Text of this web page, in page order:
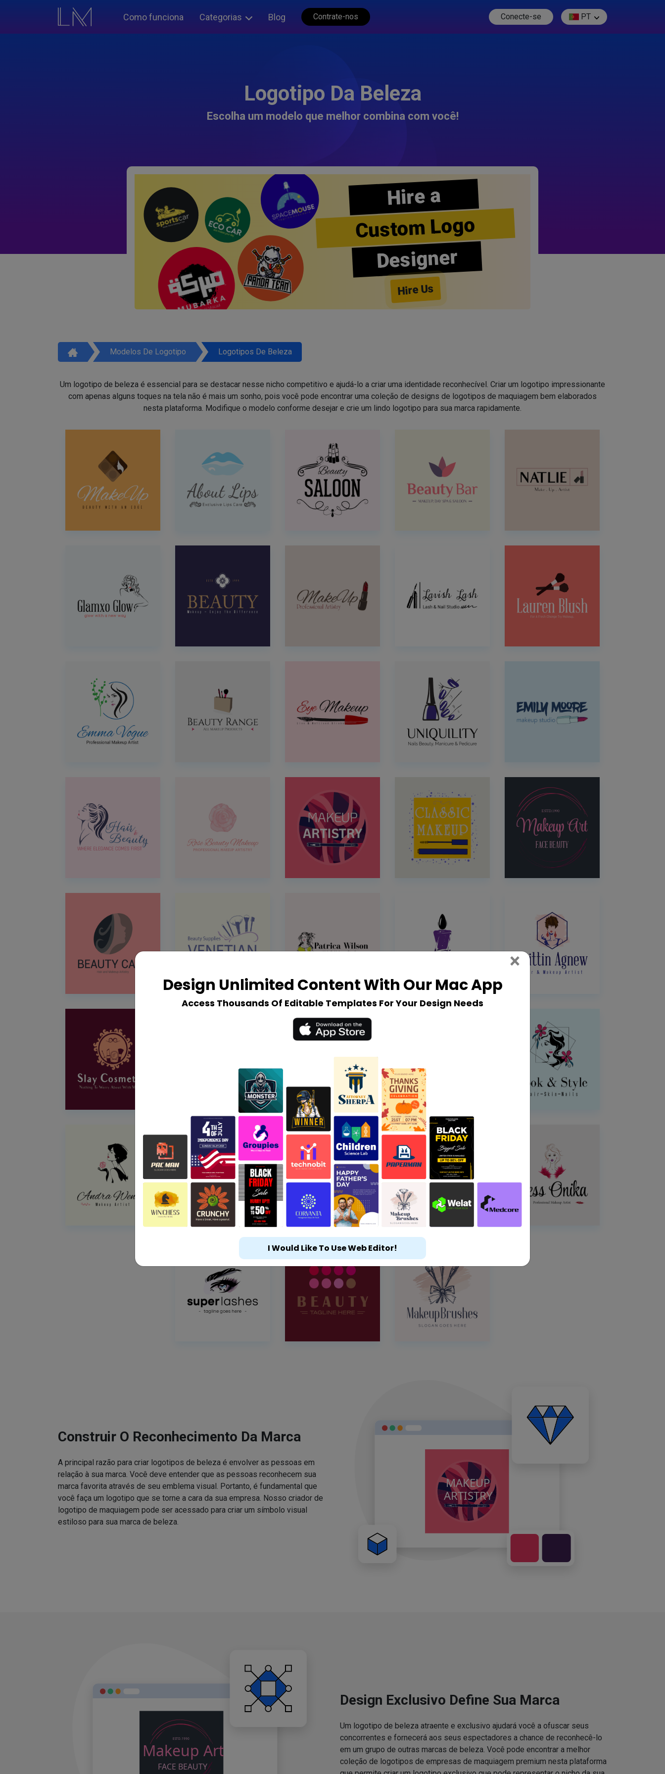
Como funciona Categorias Blog Contrate-nos Conecte-se PT
Logotipo Da Beleza
Escolha um modelo que melhor combina com você!
Hire a
Custom Logo
Designer
Hire Us
Modelos De Logotipo Logotipos De Beleza
Um logotipo de beleza é essencial para se destacar nesse nicho competitivo e ajudá-lo a criar uma identidade reconhecível. Criar um logotipo impressionante
com apenas alguns toques na tela não é mais um sonho, pois você pode encontrar uma coleção de designs de logotipos de maquiagem bem elaborados
nesta plataforma. Modifique o modelo conforme desejar e crie um lindo logotipo para sua marca rapidamente.
Construir O Reconhecimento Da Marca
A principal razão para criar logotipos de beleza é envolver as pessoas em
relação à sua marca. Você deve entender que as pessoas reconhecem sua
marca favorita através de seu emblema visual. Portanto, é fundamental que
você faça um logotipo que se torne a cara da sua empresa. Nosso criador de
logotipo de maquiagem pode ser acessado para criar um símbolo visual
estiloso para sua marca de beleza.
Design Exclusivo Define Sua Marca
Um logotipo de beleza atraente e exclusivo ajudará você a ofuscar seus
concorrentes e fornecerá aos seus espectadores a chance de reconhecê-lo
em um grupo de outras marcas de beleza. Você pode encontrar a melhor
coleção de logotipos de empresas de maquiagem premium nesta plataforma
Design Unlimited Content With Our Mac App
Access Thousands Of Editable Templates For Your Design Needs
× Close
I Would Like To Use Web Editor!